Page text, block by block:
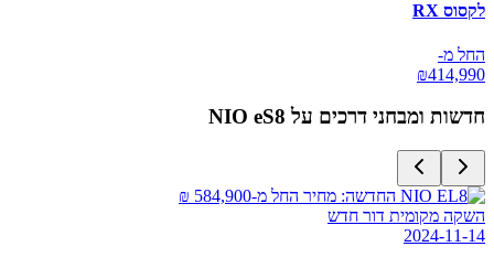
לקסוס RX
החל מ-
₪414,990
חדשות ומבחני דרכים על NIO eS8
השקה מקומית דור חדש
2024-11-14